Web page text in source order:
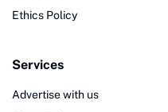
Ethics Policy
Services
Advertise with us